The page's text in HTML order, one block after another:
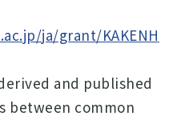
ja/grant/KAKENH
and published
between common